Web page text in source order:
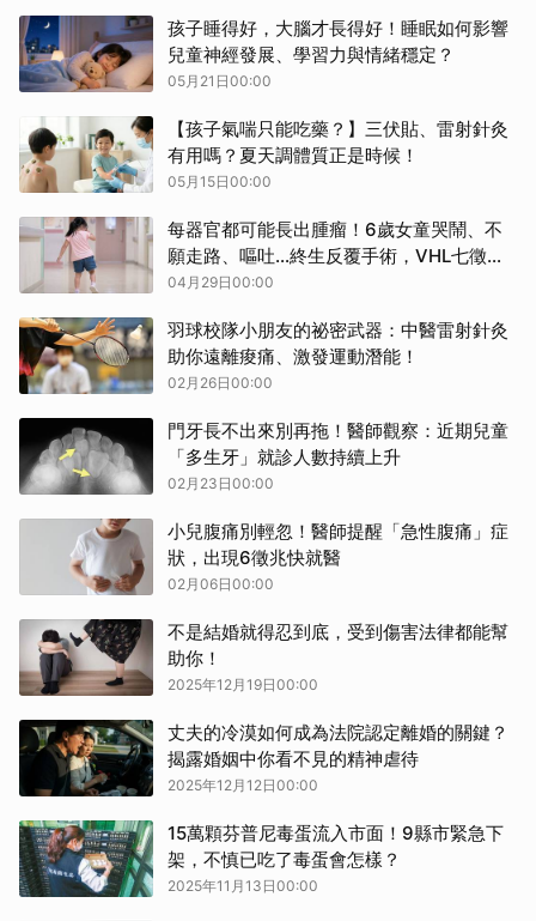
孩子睡得好，大腦才長得好！睡眠如何影響
兒童神經發展、學習力與情緒穩定？
05月21日00:00
【孩子氣喘只能吃藥？】三伏貼、雷射針灸
有用嗎？夏天調體質正是時候！
05月15日00:00
每器官都可能長出腫瘤！6歲女童哭鬧、不
願走路、嘔吐…終生反覆手術，VHL七徵兆
快就醫
04月29日00:00
羽球校隊小朋友的祕密武器：中醫雷射針灸
助你遠離痠痛、激發運動潛能！
02月26日00:00
門牙長不出來別再拖！醫師觀察：近期兒童
「多生牙」就診人數持續上升
02月23日00:00
小兒腹痛別輕忽！醫師提醒「急性腹痛」症
狀，出現6徵兆快就醫
02月06日00:00
不是結婚就得忍到底，受到傷害法律都能幫
助你！
2025年12月19日00:00
丈夫的冷漠如何成為法院認定離婚的關鍵？
揭露婚姻中你看不見的精神虐待
2025年12月12日00:00
15萬顆芬普尼毒蛋流入市面！9縣市緊急下
架，不慎已吃了毒蛋會怎樣？
2025年11月13日00:00
取消